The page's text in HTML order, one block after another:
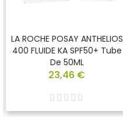
LA ROCHE POSAY ANTHELIOS
400 FLUIDE KA SPF50+ Tube
De 50ML
23,46 €